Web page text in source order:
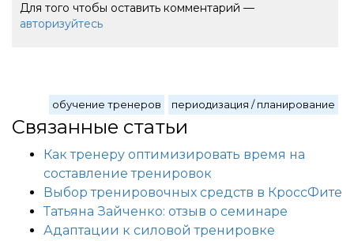
Для того чтобы оставить комментарий —
авторизуйтесь
обучение тренеров периодизация / планирование
Связанные статьи
Как тренеру оптимизировать время на
составление тренировок
Выбор тренировочных средств в КроссФите
Татьяна Зайченко: отзыв о семинаре
Адаптации к силовой тренировке